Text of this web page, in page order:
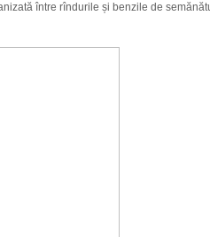
între rîndurile și benzile de